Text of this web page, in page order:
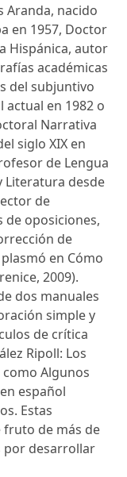
Aranda, nacido
en 1957, Doctor
Hispánica, autor
académicas
del subjuntivo
actual en 1982 o
Narrativa
siglo XIX en
de Lengua
Literatura desde
de
de oposiciones,
de
en Cómo
2009).
dos manuales
simple y
de crítica
Ripoll: Los
Algunos
español
Estas
fruto de más de
por desarrollar